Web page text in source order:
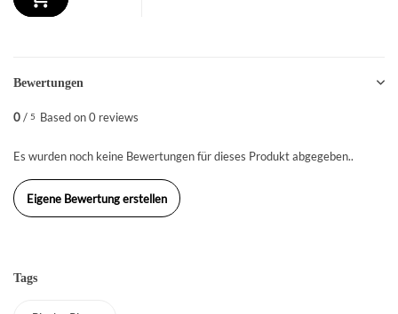
Bewertungen
0/ 5 Based on 0 reviews
Es wurden noch keine Bewertungen für dieses Produkt abgegeben..
Eigene Bewertung erstellen
Tags